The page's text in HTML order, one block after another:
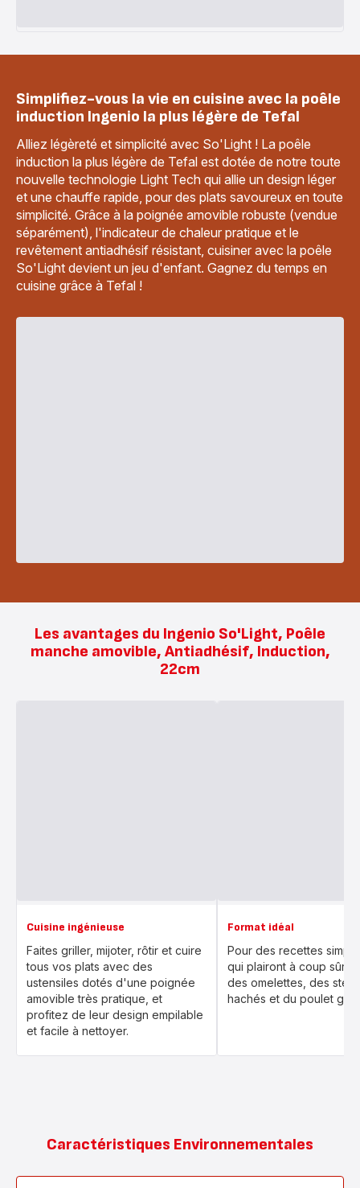
Simplifiez-vous la vie en cuisine avec la poêle
induction Ingenio la plus légère de Tefal
Alliez légèreté et simplicité avec So'Light ! La poêle
induction la plus légère de Tefal est dotée de notre toute
nouvelle technologie Light Tech qui allie un design léger
et une chauffe rapide, pour des plats savoureux en toute
simplicité. Grâce à la poignée amovible robuste (vendue
séparément), l'indicateur de chaleur pratique et le
revêtement antiadhésif résistant, cuisiner avec la poêle
So'Light devient un jeu d'enfant. Gagnez du temps en
cuisine grâce à Tefal !
Les avantages du Ingenio So'Light, Poêle
manche amovible, Antiadhésif, Induction,
22cm
Cuisine ingénieuse
Faites griller, mijoter, rôtir et cuire
tous vos plats avec des
ustensiles dotés d'une poignée
amovible très pratique, et
profitez de leur design empilable
et facile à nettoyer.
Format idéal
Pour des recettes
qui plairont à coup sûr,
des omelettes, des
hachés et du poulet
Caractéristiques Environnementales